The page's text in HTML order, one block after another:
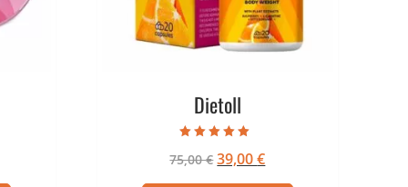
Dietoll
4.60
su 5
75,00€Il
39,00€Il